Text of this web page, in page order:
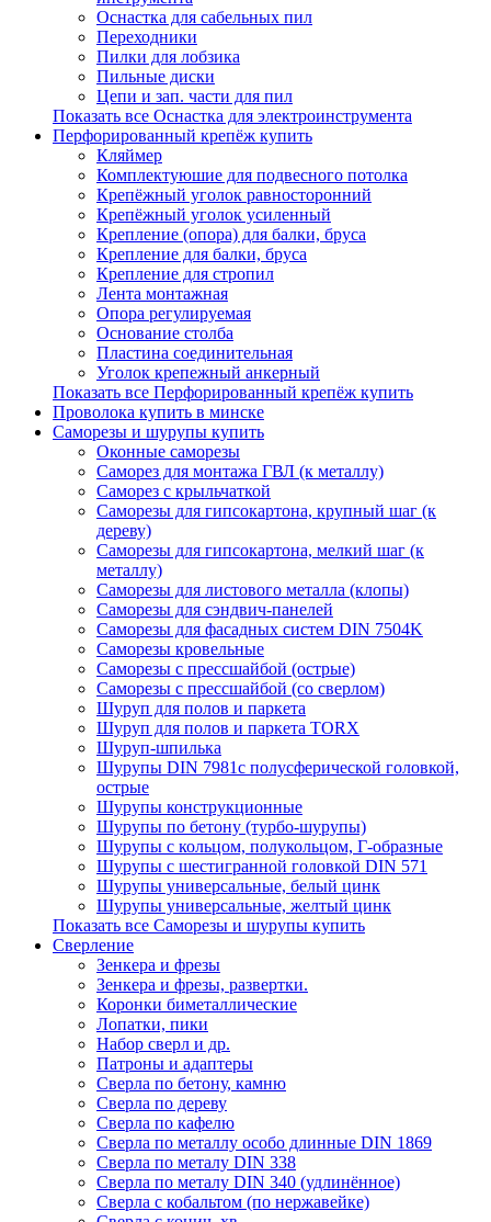
Оснастка для сабельных пил
Переходники
Пилки для лобзика
Пильные диски
Цепи и зап. части для пил
Показать все Оснастка для электроинструмента
Перфорированный крепёж купить
Кляймер
Комплектуюшие для подвесного потолка
Крепёжный уголок равносторонний
Крепёжный уголок усиленный
Крепление (опора) для балки, бруса
Крепление для балки, бруса
Крепление для стропил
Лента монтажная
Опора регулируемая
Основание столба
Пластина соединительная
Уголок крепежный анкерный
Показать все Перфорированный крепёж купить
Проволока купить в минске
Саморезы и шурупы купить
Оконные саморезы
Саморез для монтажа ГВЛ (к металлу)
Саморез с крыльчаткой
Саморезы для гипсокартона, крупный шаг (к
дереву)
Саморезы для гипсокартона, мелкий шаг (к
металлу)
Саморезы для листового металла (клопы)
Саморезы для сэндвич-панелей
Саморезы для фасадных систем DIN 7504K
Саморезы кровельные
Саморезы с прессшайбой (острые)
Саморезы с прессшайбой (со сверлом)
Шуруп для полов и паркета
Шуруп для полов и паркета TORX
Шуруп-шпилька
Шурупы DIN 7981с полусферической головкой,
острые
Шурупы конструкционные
Шурупы по бетону (турбо-шурупы)
Шурупы с кольцом, полукольцом, Г-образные
Шурупы с шестигранной головкой DIN 571
Шурупы универсальные, белый цинк
Шурупы универсальные, желтый цинк
Показать все Саморезы и шурупы купить
Сверление
Зенкера и фрезы
Зенкера и фрезы, развертки.
Коронки биметаллические
Лопатки, пики
Набор сверл и др.
Патроны и адаптеры
Сверла по бетону, камню
Сверла по дереву
Сверла по кафелю
Сверла по металлу особо длинные DIN 1869
Сверла по металу DIN 338
Сверла по металу DIN 340 (удлинённое)
Сверла с кобальтом (по нержавейке)